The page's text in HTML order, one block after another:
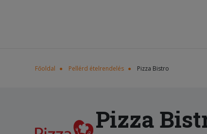
Főoldal Pellérd ételrendelés Pizza Bistro
Pizza